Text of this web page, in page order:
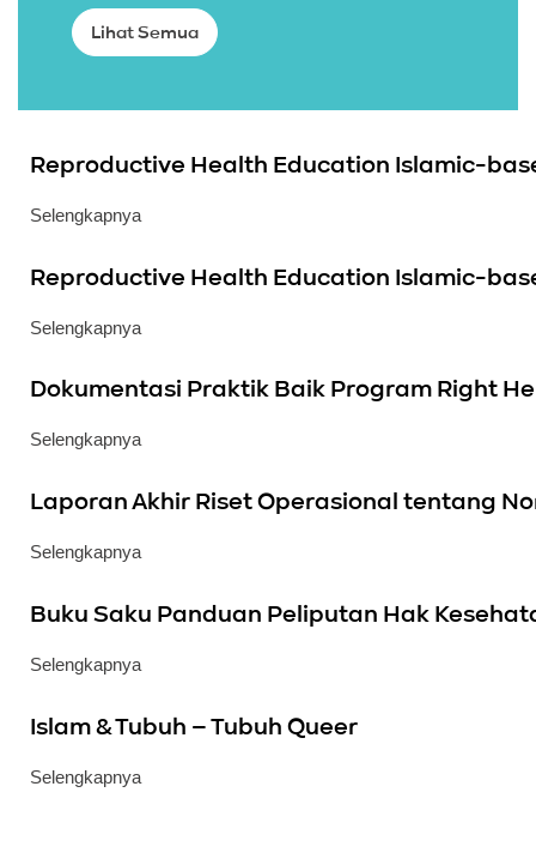
Lihat Semua
Reproductive Health Education Islamic-
Selengkapnya
Reproductive Health Education Islamic-
Selengkapnya
Dokumentasi Praktik Baik Program Right
Selengkapnya
Laporan Akhir Riset Operasional tentang
Selengkapnya
Buku Saku Panduan Peliputan Hak
Selengkapnya
Islam & Tubuh – Tubuh Queer
Selengkapnya